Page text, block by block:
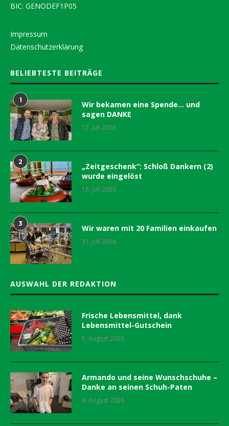
BIC: GENODEF1P05
Impressum
Datenschutzerklärung
BELIEBTESTE BEITRÄGE
1
Wir bekamen eine Spende… und
sagen DANKE
17. Juli 2026
2
„Zeitgeschenk“: Schloß Dankern (2)
wurde eingelöst
18. Juli 2026
3 Wir waren mit 20 Familien einkaufen
31. Juli 2026
AUSWAHL DER REDAKTION
Frische Lebensmittel, dank
Lebensmittel-Gutschein
5. August 2026
Armando und seine Wunschschuhe –
Danke an seinen Schuh-Paten
4. August 2026